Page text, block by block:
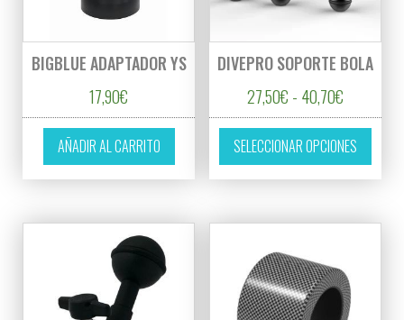
BIGBLUE ADAPTADOR YS
17,90€
AÑADIR AL CARRITO
DIVEPRO SOPORTE BOLA
27,50€ - 40,70€Rango de
SELECCIONAR OPCIONES
Este